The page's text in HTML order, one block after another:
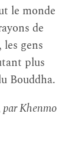
le monde
de
gens
plus
Bouddha.
Khenmo